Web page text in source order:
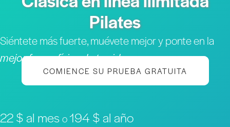
Pilates
Siéntete más fuerte, muévete mejor y ponte en la
mejor forma física de tu vida
COMIENCE SU PRUEBA GRATUITA
22 $ al meso194 $ al año